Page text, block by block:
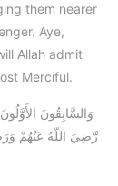
them nearer
Aye,
Allah admit
Merciful.
رَّضِيَ اللّهُ عَنْهُمْ